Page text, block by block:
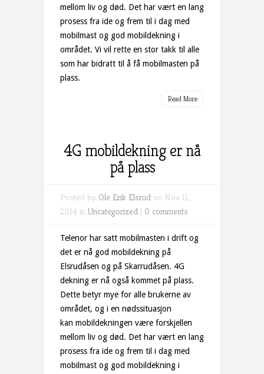
mellom liv og død. Det har vært en lang
prosess fra ide og frem til i dag med
mobilmast og god mobildekning i
området. Vi vil rette en stor takk til alle
som har bidratt til å få mobilmasten på
plass.
Read More
4G mobildekning er nå
på plass
Posted by Ole Erik Elsrud on Nov 11,
2014 in Uncategorized | 0 comments
Telenor har satt mobilmasten i drift og
det er nå god mobildekning på
Elsrudåsen og på Skarrudåsen. 4G
dekning er nå også kommet på plass.
Dette betyr mye for alle brukerne av
området, og i en nødssituasjon
kan mobildekningen være forskjellen
mellom liv og død. Det har vært en lang
prosess fra ide og frem til i dag med
mobilmast og god mobildekning i